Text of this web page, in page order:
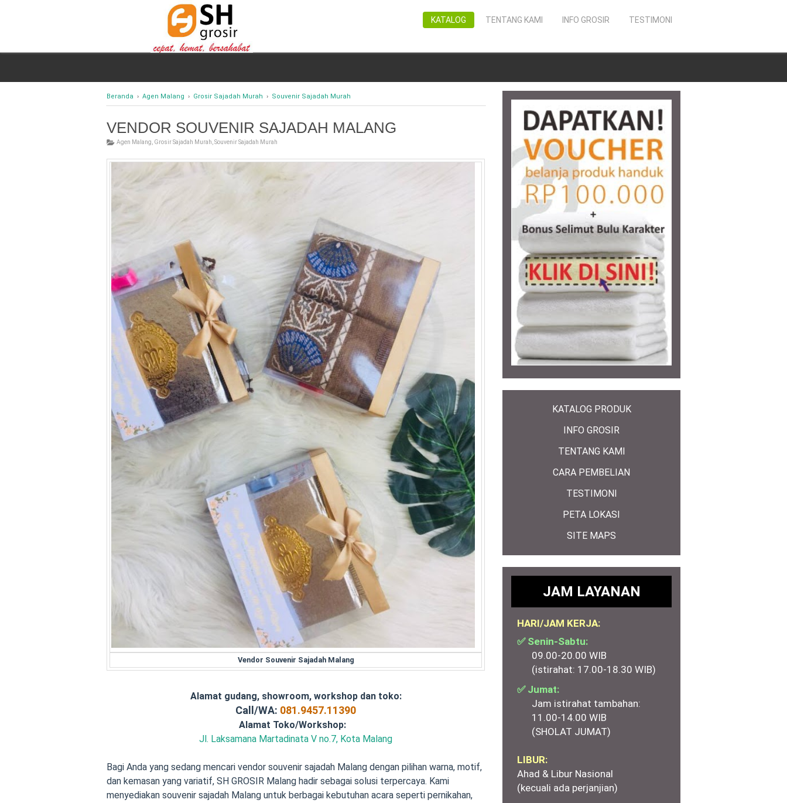
TESTIMONI
INFO GROSIR
TENTANG KAMI
KATALOG
Beranda › Agen Malang › Grosir Sajadah Murah › Souvenir Sajadah Murah
VENDOR SOUVENIR SAJADAH MALANG
Agen Malang Grosir Sajadah Murah Souvenir Sajadah Murah
Vendor Souvenir Sajadah Malang
Alamat gudang, showroom, workshop dan toko:
Call/WA: 081.9457.11390
Alamat Toko/Workshop:
Jl. Laksamana Martadinata V no.7, Kota Malang
Bagi Anda yang sedang mencari vendor souvenir sajadah Malang dengan pilihan warna, motif,
dan kemasan yang variatif, SH GROSIR Malang hadir sebagai solusi terpercaya. Kami
menyediakan souvenir sajadah Malang untuk berbagai kebutuhan acara seperti pernikahan,
KATALOG PRODUK
INFO GROSIR
TENTANG KAMI
CARA PEMBELIAN
TESTIMONI
PETA LOKASI
SITE MAPS
JAM LAYANAN
HARI/JAM KERJA:
✅ Senin-Sabtu:
09.00-20.00 WIB
(istirahat: 17.00-18.30 WIB)
✅ Jumat:
Jam istirahat tambahan:
11.00-14.00 WIB
(SHOLAT JUMAT)
LIBUR:
Ahad & Libur Nasional
(kecuali ada perjanjian)